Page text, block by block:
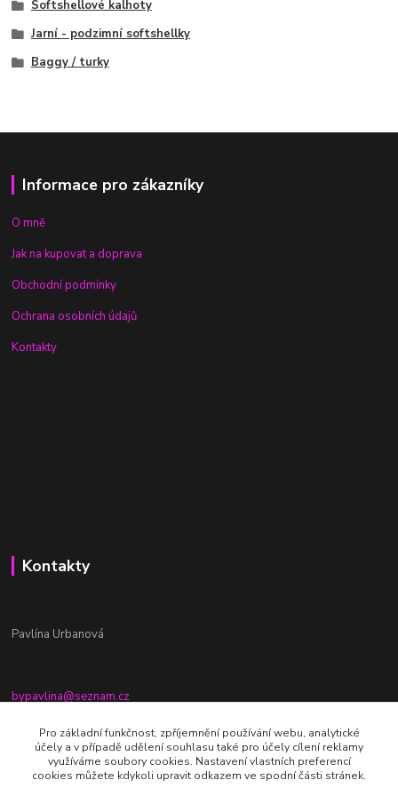
Softshellové kalhoty
Jarní - podzimní softshellky
Baggy / turky
Informace pro zákazníky
O mně
Jak na kupovat a doprava
Obchodní podmínky
Ochrana osobních údajů
Kontakty
Kontakty
Pavlína Urbanová
bypavlina@seznam.cz
+420774917196
Fb stránka - By pavlina
Pro základní funkčnost, zpříjemnění používání webu, analytické
účely a v případě udělení souhlasu také pro účely cílení reklamy
využíváme soubory cookies. Nastavení vlastních preferencí
cookies můžete kdykoli upravit odkazem ve spodní části stránek.